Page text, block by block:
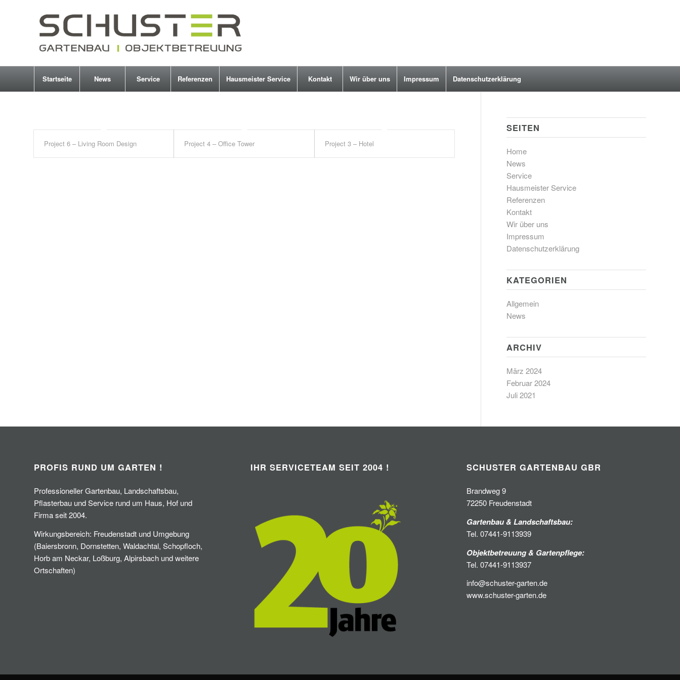
Startseite News Service Referenzen Hausmeister Service Kontakt Wir über uns Impressum Datenschutzerklärung
Project 6 – Living Room Design Project 4 – Office Tower Project 3 – Hotel
SEITEN
Home
News
Service
Hausmeister Service
Referenzen
Kontakt
Wir über uns
Impressum
Datenschutzerklärung
KATEGORIEN
Allgemein
News
ARCHIV
März 2024
Februar 2024
Juli 2021
PROFIS RUND UM GARTEN !
Professioneller Gartenbau, Landschaftsbau,
Pflasterbau und Service rund um Haus, Hof und
Firma seit 2004.
Wirkungsbereich: Freudenstadt und Umgebung
(Baiersbronn, Dornstetten, Waldachtal, Schopfloch,
Horb am Neckar, Loßburg, Alpirsbach und weitere
Ortschaften)
IHR SERVICETEAM SEIT 2004 ! SCHUSTER GARTENBAU GBR
Brandweg 9
72250 Freudenstadt
Gartenbau & Landschaftsbau:
Tel. 07441-9113939
Objektbetreuung & Gartenpflege:
Tel. 07441-9113937
info@schuster-garten.de
www.schuster-garten.de